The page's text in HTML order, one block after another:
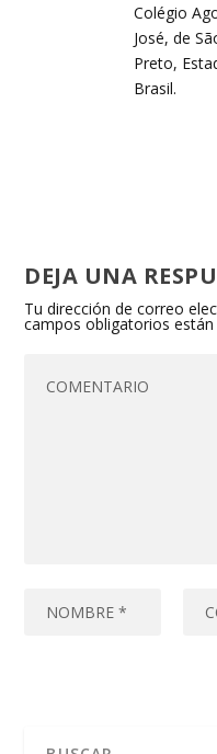
Colégio
José, de
Preto,
Brasil.
DEJA UNA
Tu dirección de correo
campos obligatorios